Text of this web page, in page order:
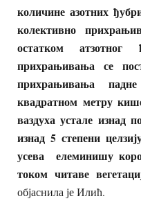
количине азотних
колективно
остатком атзотног
прихрањивања се
прихрањивања
квадратном метру
ваздуха устале изнад
изнад 5 степени
усева елеминишу
током читаве
објаснила је Илић.